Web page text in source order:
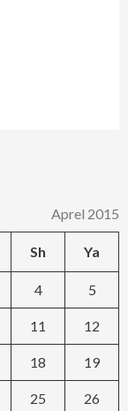
Aprel 2015
Sh Ya
4 5
11 12
18 19
25 26